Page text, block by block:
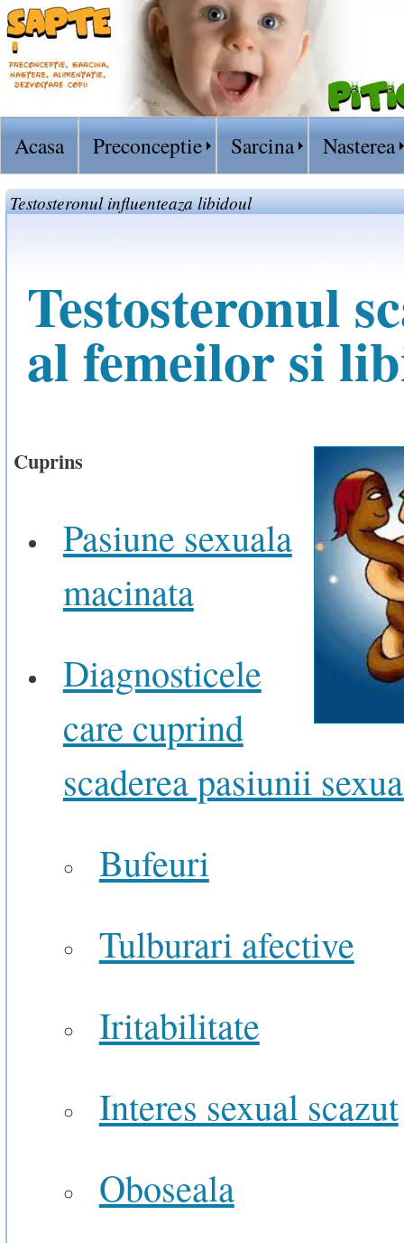
Acasa Preconceptie Sarcina Nasterea
Testosteronul influenteaza libidoul
Testosteronul
al femeilor si
Cuprins
Pasiune sexuala
macinata
Diagnosticele
care cuprind
scaderea pasiunii
Bufeuri
Tulburari afective
Iritabilitate
Interes sexual scazut
Oboseala